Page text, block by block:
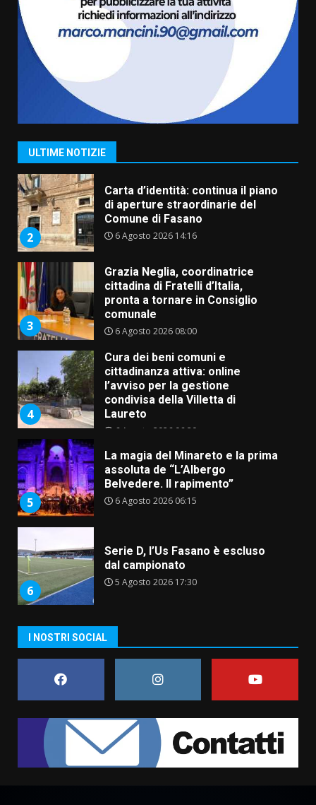
ULTIME NOTIZIE
Truffatori in azione nelle
frazioni fasanesi
5 Agosto 2026 11:03
1
Fasanese ferito a colpi di arma
da fuoco
6 Agosto 2026 18:13
2
Carta d’identità: continua il piano
di aperture straordinarie del
Comune di Fasano
6 Agosto 2026 14:16
3
Grazia Neglia, coordinatrice
cittadina di Fratelli d’Italia,
pronta a tornare in Consiglio
comunale
6 Agosto 2026 08:00
4
Cura dei beni comuni e
cittadinanza attiva: online
l’avviso per la gestione
condivisa della Villetta di
Laureto
6 Agosto 2026 06:20
5
La magia del Minareto e la prima
assoluta de “L’Albergo
Belvedere. Il rapimento”
6 Agosto 2026 06:15
6
Serie D, l’Us Fasano è escluso
dal campionato
5 Agosto 2026 17:30
Truffatori in azione nelle
1
Fasanese ferito a colpi di arma
da fuoco
6 Agosto 2026 18:13
I NOSTRI SOCIAL